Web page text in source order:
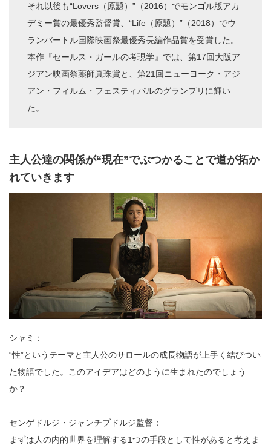
それ以後も“Lovers（原題）”（2016）でモンゴル版アカ
デミー賞の最優秀監督賞、“Life（原題）”（2018）でウ
ランバートル国際映画祭最優秀長編作品賞を受賞した。
本作『セールス・ガールの考現学』では、第17回大阪ア
ジアン映画祭薬師真珠賞と、第21回ニューヨーク・アジ
アン・フィルム・フェスティバルのグランプリに輝い
た。
主人公達の関係が“現在”でぶつかることで道が拓か
れていきます
シャミ：
“性”というテーマと主人公のサロールの成長物語が上手く結びつい
た物語でした。このアイデアはどのように生まれたのでしょう
か？
センゲドルジ・ジャンチブドルジ監督：
まずは人の内的世界を理解する1つの手段として性があると考えま